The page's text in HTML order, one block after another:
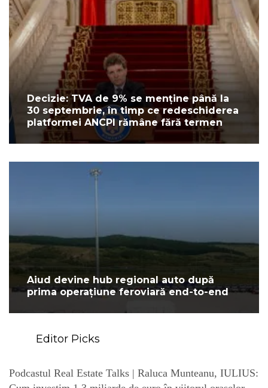
Decizie: TVA de 9% se menține până la
30 septembrie, în timp ce redeschiderea
platformei ANCPI rămâne fără termen
Aiud devine hub regional auto după
prima operațiune feroviară end-to-end
Editor Picks
Podcastul Real Estate Talks | Raluca Munteanu, IULIUS: